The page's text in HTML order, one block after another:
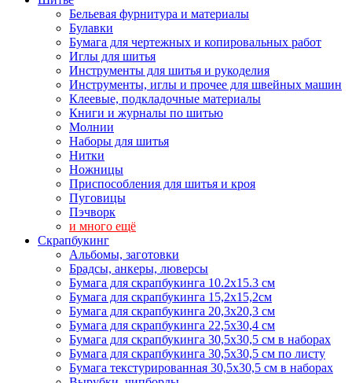
Бельевая фурнитура и материалы
Булавки
Бумага для чертежных и копировальных работ
Иглы для шитья
Инструменты для шитья и рукоделия
Инструменты, иглы и прочее для швейных машин
Клеевые, подкладочные материалы
Книги и журналы по шитью
Молнии
Наборы для шитья
Нитки
Ножницы
Приспособления для шитья и кроя
Пуговицы
Пэчворк
и много ещё
Скрапбукинг
Альбомы, заготовки
Брадсы, анкеры, люверсы
Бумага для скрапбукинга 10.2х15.3 см
Бумага для скрапбукинга 15,2х15,2см
Бумага для скрапбукинга 20,3х20,3 см
Бумага для скрапбукинга 22,5х30,4 см
Бумага для скрапбукинга 30,5х30,5 см в наборах
Бумага для скрапбукинга 30,5х30,5 см по листу
Бумага текстурированная 30,5х30,5 см в наборах